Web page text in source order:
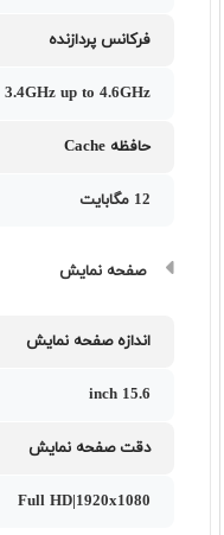
فرکانس پردازنده
3.4GHz up to 4.6GHz
حافظه Cache
12 مگابایت
صفحه نمایش
اندازه صفحه نمایش
15.6 inch
دقت صفحه نمایش
Full HD|1920x1080